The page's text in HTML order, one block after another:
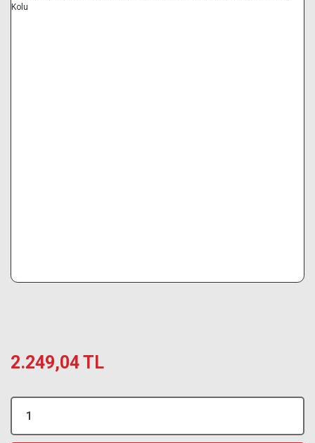
2.249,04 TL